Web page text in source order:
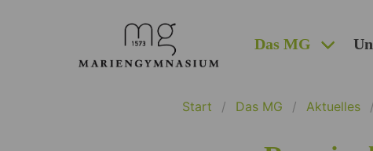
Das MG
Start Das MG Aktuelles